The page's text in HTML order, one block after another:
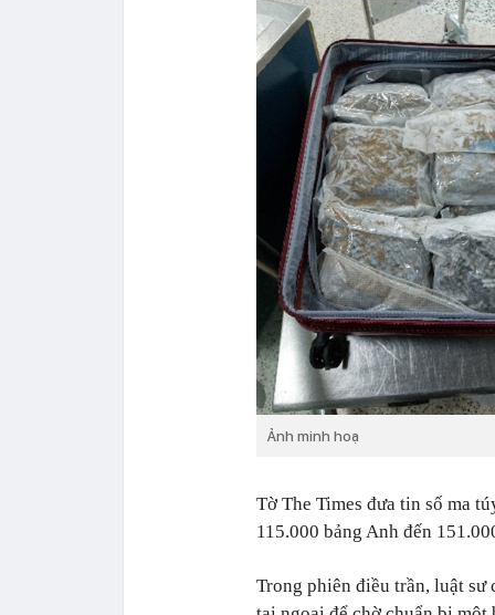
Ảnh minh hoạ
Tờ The Times đưa tin số ma
115.000 bảng Anh đến
Trong phiên điều trần, luật sư